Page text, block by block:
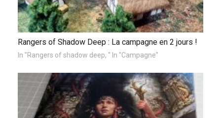
Rangers of Shadow Deep : La campagne en 2 jours !
In "Rangers of shadow deep, " In "Campagne"